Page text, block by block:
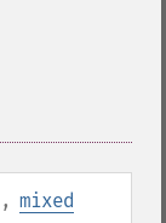
, mixed